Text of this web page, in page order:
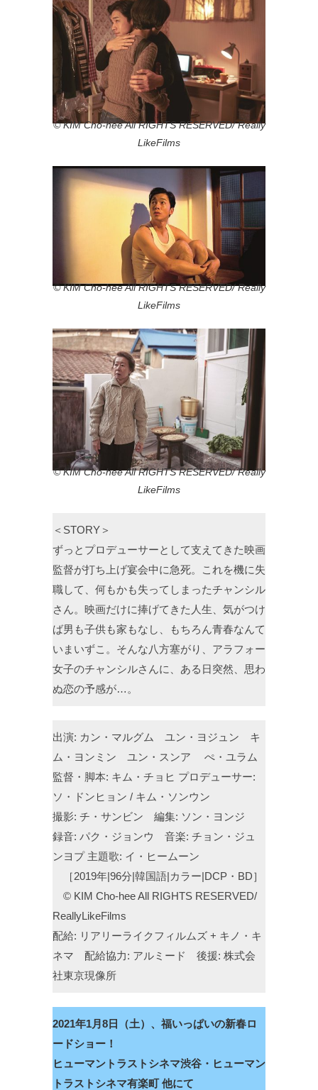
© KIM Cho-hee All RIGHTS RESERVED/ Really
LikeFilms
© KIM Cho-hee All RIGHTS RESERVED/ Really
LikeFilms
© KIM Cho-hee All RIGHTS RESERVED/ Really
LikeFilms
＜STORY＞
ずっとプロデューサーとして支えてきた映画
監督が打ち上げ宴会中に急死。これを機に失
職して、何もかも失ってしまったチャンシル
さん。映画だけに捧げてきた人生、気がつけ
ば男も子供も家もなし、もちろん青春なんて
いまいずこ。そんな八方塞がり、アラフォー
女子のチャンシルさんに、ある日突然、思わ
ぬ恋の予感が…。
出演: カン・マルグム ユン・ヨジュン キ
ム・ヨンミン ユン・スンア ぺ・ユラム
監督・脚本: キム・チョヒ プロデューサー:
ソ・ドンヒョン / キム・ソンウン
撮影: チ・サンビン 編集: ソン・ヨンジ
録音: パク・ジョンウ 音楽: チョン・ジュ
ンヨプ 主題歌: イ・ヒームーン
［2019年|96分|韓国語|カラー|DCP・BD］
© KIM Cho-hee All RIGHTS RESERVED/
ReallyLikeFilms
配給: リアリーライクフィルムズ + キノ・キ
ネマ 配給協力: アルミード 後援: 株式会
社東京現像所
2021年1月8日（土）、福いっぱいの新春ロ
ードショー！
ヒューマントラストシネマ渋谷・ヒューマン
トラストシネマ有楽町 他にて